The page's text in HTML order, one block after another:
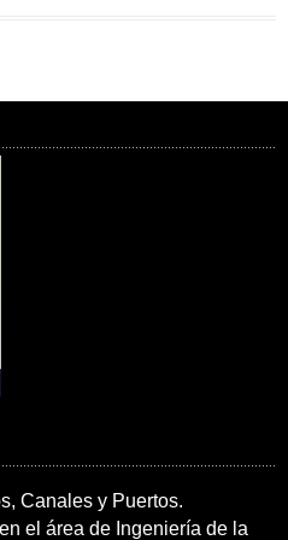
Canales y Puertos.
el área de Ingeniería de la